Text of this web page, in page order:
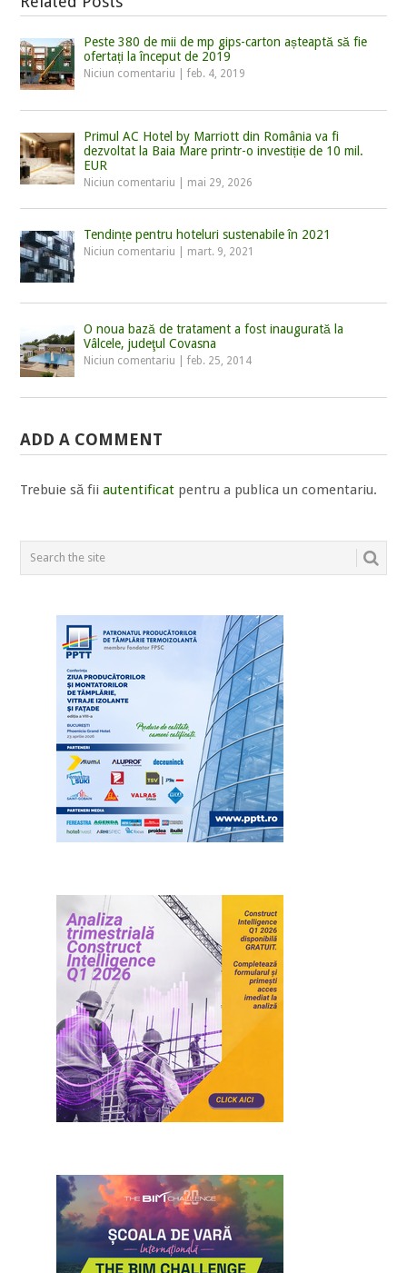
Peste 380 de mii de mp gips-carton așteaptă să fie
ofertați la început de 2019
Niciun comentariu |feb. 4, 2019
Primul AC Hotel by Marriott din România va fi
dezvoltat la Baia Mare printr-o investiție de 10 mil.
EUR
Niciun comentariu mai 29, 2026
Tendințe pentru hoteluri sustenabile în 2021
Niciun comentariu mart. 9, 2021
O noua bază de tratament a fost inaugurată la
Vâlcele, judeţul Covasna
Niciun comentariu |feb. 25, 2014
ADD A COMMENT
Trebuie să fiiautentificat pentru a publica un comentariu.